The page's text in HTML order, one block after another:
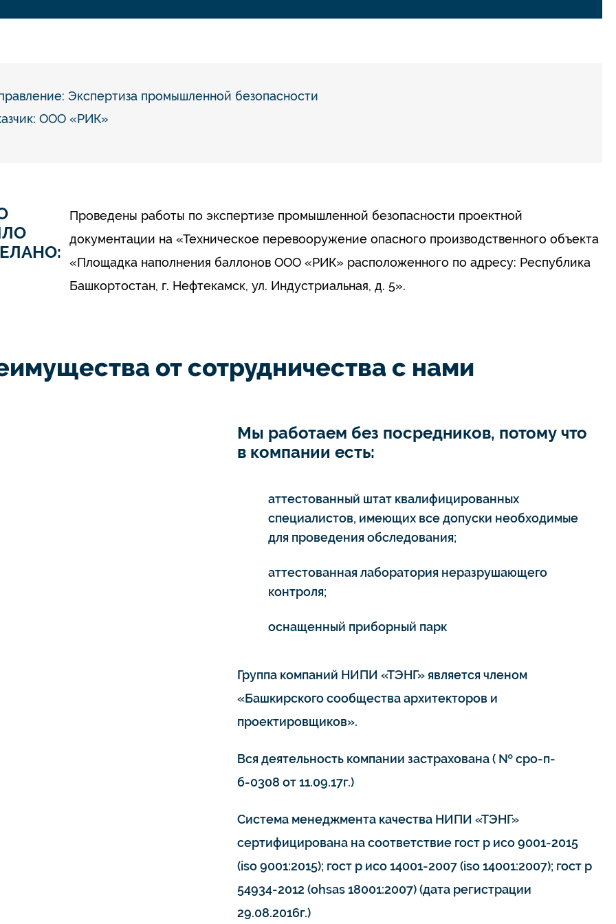
Экспертиза промышленной безопасности
ООО «РИК»
Проведены работы по экспертизе промышленной безопасности проектной
документации на «Техническое перевооружение опасного производственного объекта
«Площадка наполнения баллонов ООО «РИК» расположенного по адресу: Республика
Башкортостан, г. Нефтекамск, ул. Индустриальная, д. 5».
от сотрудничества с нами
Мы работаем без посредников, потому что
в компании есть:
аттестованный штат квалифицированных
специалистов, имеющих все допуски необходимые
для проведения обследования;
аттестованная лаборатория неразрушающего
контроля;
оснащенный приборный парк
Группа компаний НИПИ «ТЭНГ» является членом
«Башкирского сообщества архитекторов и
проектировщиков».
Вся деятельность компании застрахована ( № сро-п-
б-0308 от 11.09.17г.)
Система менеджмента качества НИПИ «ТЭНГ»
сертифицирована на соответствие гост р исо 9001-2015
(iso 9001:2015); гост р исо 14001-2007 (iso 14001:2007); гост р
54934-2012 (ohsas 18001:2007) (дата регистрации
29.08.2016г.)